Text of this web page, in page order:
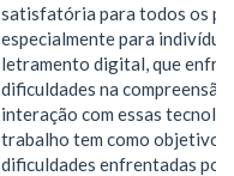
satisfatória para todos os
especialmente para
letramento digital, que
dificuldades na compreensão
interação com essas
trabalho tem como objetivo
dificuldades enfrentadas por